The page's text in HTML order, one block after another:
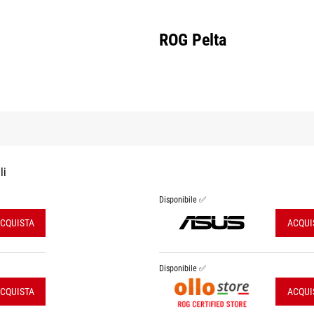
ROG Pelta
Disponibile ✅
Disponibile ✅